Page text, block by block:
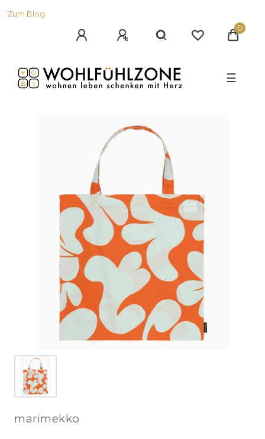
Zum Blog
0
☰
marimekko